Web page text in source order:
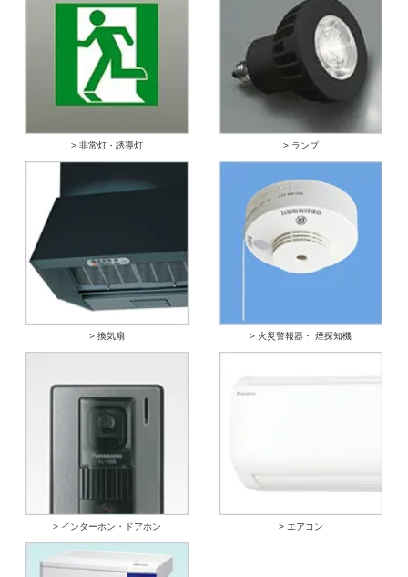
> 非常灯・誘導灯 > ランプ
> 換気扇 > 火災警報器・ 煙探知機
> インターホン・ドアホン > エアコン